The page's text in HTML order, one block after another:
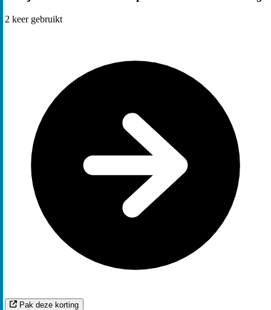
2 keer gebruikt
Pak deze korting